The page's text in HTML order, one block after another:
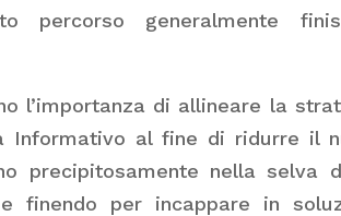
percorso generalmente
l’importanza di allineare la
Informativo al fine di ridurre il
precipitosamente nella selva
finendo per incappare in